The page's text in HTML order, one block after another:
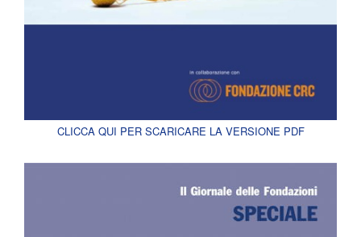
CLICCA QUI PER SCARICARE LA VERSIONE PDF